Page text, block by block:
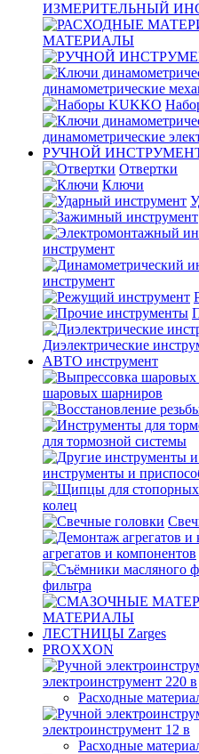
ИЗМЕРИТЕЛЬНЫЙ
МАТЕРИАЛЫ
динамометрические
динамометрические
РУЧНОЙ
Отвертки
Ключи
инструмент
инструмент
Диэлектрические
АВТО инструмент
шаровых шарниров
для тормозной системы
инструменты и
колец
агрегатов и компонентов
фильтра
МАТЕРИАЛЫ
ЛЕСТНИЦЫ Zarges
PROXXON
электроинструмент 220 в
Расходные
электроинструмент 12 в
Расходные